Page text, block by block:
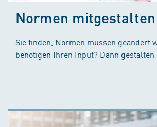
Normen mitgestalten
Sie finden, Normen müssen geändert
benötigen Ihren Input? Dann gestalten